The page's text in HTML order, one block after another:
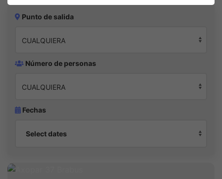
Punto de salida
Número de personas
Fechas
Select dates